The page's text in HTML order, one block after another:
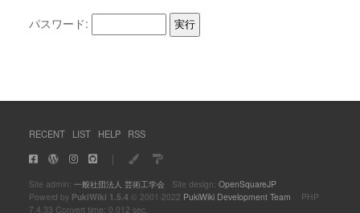
パスワード:
RECENT LIST HELP RSS
｜
Site admin: 一般社団法人 芸術工学会Site design: OpenSquareJP
Powerd by PukiWiki 1.5.4 © 2001-2022 PukiWiki Development Team PHP
7.4.33 Convert time: 0.012 sec.